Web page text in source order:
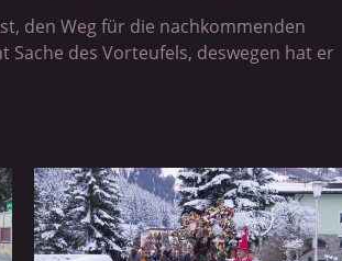
den Weg für die nachkommenden
des Vorteufels, deswegen hat er